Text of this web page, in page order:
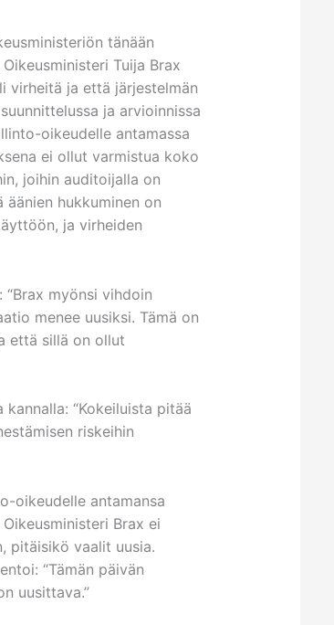
tänään
Tuija Brax
virheitä ja että järjestelmän
ja arvioinnissa
oikeudelle antamassa
ei ollut varmistua koko
joihin auditoijalla on
äänien hukkuminen on
ja virheiden
myönsi vihdoin
menee uusiksi. Tämä on
että sillä on ollut
“Kokeiluista pitää
riskeihin
oikeudelle antamansa
Brax ei
pitäisikö vaalit uusia.
“Tämän päivän
uusittava.”